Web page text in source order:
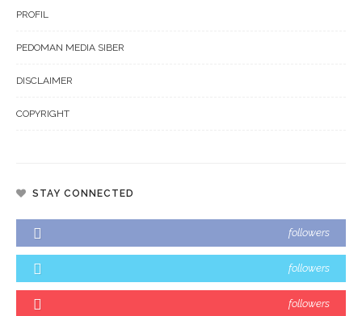
PROFIL
PEDOMAN MEDIA SIBER
DISCLAIMER
COPYRIGHT
STAY CONNECTED
followers
followers
followers